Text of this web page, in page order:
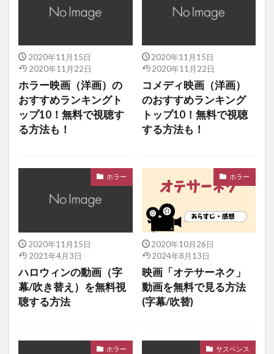
2020年11月15日
2020年11月22日
ホラー映画（洋画）の
おすすめランキングト
ップ10！無料で視聴す
る方法も！
2020年11月15日
2020年11月22日
コメディ映画（洋画）
のおすすめランキング
トップ10！無料で視聴
する方法も！
ホラー
2020年11月15日
2021年4月3日
ハロウィンの動画（字
幕/吹き替え）を無料視
聴する方法
ホラー
2020年10月26日
2024年8月13日
映画「オテサーネク」
動画を無料で見る方法
(字幕/吹替)
ホラー サスペンス